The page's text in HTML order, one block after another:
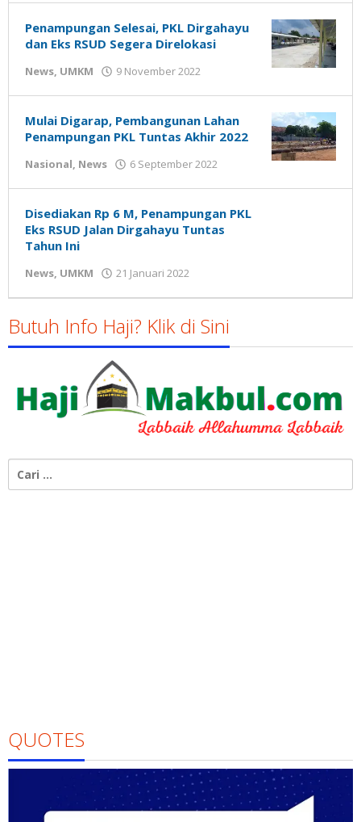
Penampungan Selesai, PKL Dirgahayu
dan Eks RSUD Segera Direlokasi
News, UMKM 9 November 2022
Susanto
Mulai Digarap, Pembangunan Lahan
Penampungan PKL Tuntas Akhir 2022
Nasional, News 6 September 2022
Susanto
Disediakan Rp 6 M, Penampungan PKL
Eks RSUD Jalan Dirgahayu Tuntas
Tahun Ini
News, UMKM 21 Januari 2022
Susanto
Butuh Info Haji? Klik di Sini
untuk:
QUOTES